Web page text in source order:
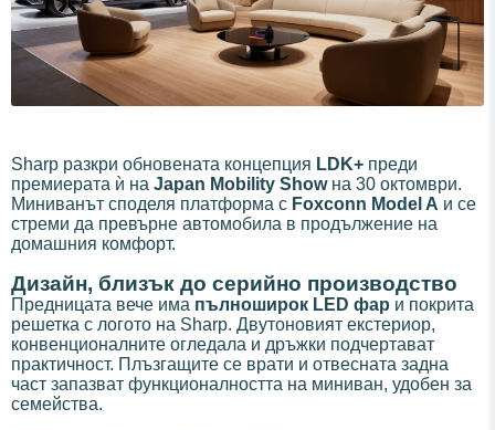
Sharp разкри обновената концепция LDK+ преди
премиерата ѝ на Japan Mobility Showна 30 октомври.
Миниванът споделя платформа с Foxconn Model A и се
стреми да превърне автомобила в продължение на
домашния комфорт.
Дизайн, близък до серийно производство
Предницата вече има пълноширок LED фар и покрита
решетка с логото на Sharp. Двутоновият екстериор,
конвенционалните огледала и дръжки подчертават
практичност. Плъзгащите се врати и отвесната задна
част запазват функционалността на миниван, удобен за
семейства.